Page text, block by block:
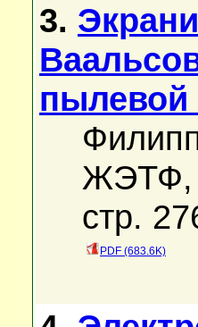
3.
пылевой
ЖЭТФ,
стр.
PDF (683.6K)